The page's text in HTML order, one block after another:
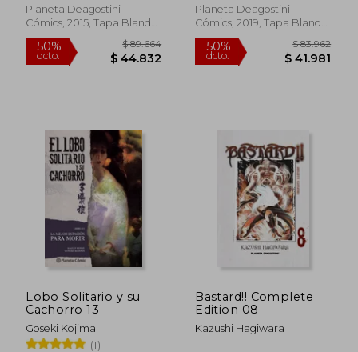
50%
dcto. $ 55.676 dcto. $
Planeta Deagostini
Cómics, 2015, Tapa Blanda,
Nuevo
Planeta Deagostini
Cómics, 2019, Tapa Blanda,
Nuevo
Lobo Solitario y su
Cachorro 13
Goseki Kojima
(1)
Bastard!! Complete
Edition 08
Kazushi Hagiwara